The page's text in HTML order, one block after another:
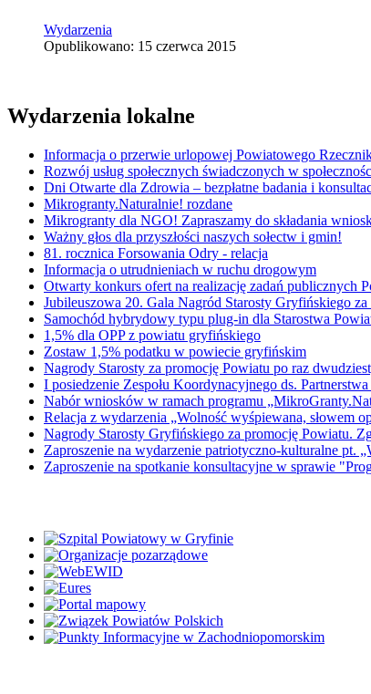
Wydarzenia
Opublikowano: 15 czerwca 2015
Wydarzenia lokalne
Informacja o przerwie urlopowej Powiatowego
Rozwój usług społecznych świadczonych w
Dni Otwarte dla Zdrowia – bezpłatne badania i
Mikrogranty.Naturalnie! rozdane
Mikrogranty dla NGO! Zapraszamy do składania
Ważny głos dla przyszłości naszych sołectw i gmin!
81. rocznica Forsowania Odry - relacja
Informacja o utrudnieniach w ruchu drogowym
Otwarty konkurs ofert na realizację zadań publicznych
Jubileuszowa 20. Gala Nagród Starosty Gryfińskiego
Samochód hybrydowy typu plug-in dla Starostwa
1,5% dla OPP z powiatu gryfińskiego
Zostaw 1,5% podatku w powiecie gryfińskim
Nagrody Starosty za promocję Powiatu po raz
I posiedzenie Zespołu Koordynacyjnego ds.
Nabór wniosków w ramach programu
Relacja z wydarzenia „Wolność wyśpiewana, słowem
Nagrody Starosty Gryfińskiego za promocję Powiatu.
Zaproszenie na wydarzenie patriotyczno-kulturalne pt.
Zaproszenie na spotkanie konsultacyjne w sprawie